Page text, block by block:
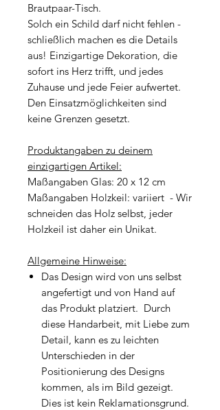
Brautpaar-Tisch.
Solch ein Schild darf nicht fehlen -
schließlich machen es die Details
aus! Einzigartige Dekoration, die
sofort ins Herz trifft, und jedes
Zuhause und jede Feier aufwertet.
Den Einsatzmöglichkeiten sind
keine Grenzen gesetzt.
Produktangaben zu deinem
einzigartigen Artikel:
Maßangaben Glas: 20 x 12 cm
Maßangaben Holzkeil: variiert - Wir
schneiden das Holz selbst, jeder
Holzkeil ist daher ein Unikat.
Allgemeine Hinweise:
Das Design wird von uns selbst
angefertigt und von Hand auf
das Produkt platziert. Durch
diese Handarbeit, mit Liebe zum
Detail, kann es zu leichten
Unterschieden in der
Positionierung des Designs
kommen, als im Bild gezeigt.
Dies ist kein Reklamationsgrund.